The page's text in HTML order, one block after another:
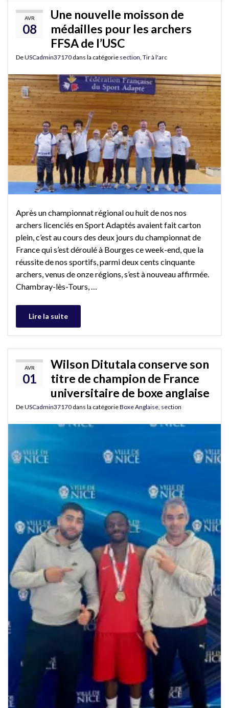
AVR
08
Une nouvelle moisson de
médailles pour les archers
FFSA de l’USC
DeUSCadmin37170 dans la catégorie section, Tir à l'arc
Après un championnat régional ou huit de nos nos
archers licenciés en Sport Adaptés avaient fait carton
plein, c’est au cours des deux jours du championnat de
France qui s’est déroulé à Bourges ce week-end, que la
réussite de nos sportifs, parmi deux cents cinquante
archers, venus de onze régions, s’est à nouveau affirmée.
Chambray-lès-Tours, …
Lire la suite
AVR
01
Wilson Ditutala conserve son
titre de champion de France
universitaire de boxe anglaise
DeUSCadmin37170 dans la catégorieBoxe Anglaise, section